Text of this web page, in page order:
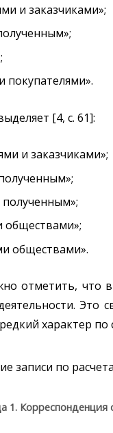
и заказчиками»;
покупателями».
[4, с. 61]:
и заказчиками»;
полученным»;
обществами»;
обществами».
отметить, что
Это
характер
записи по
1. Корреспонденция